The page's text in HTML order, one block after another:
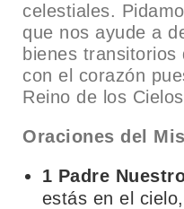
celestiales.
que nos ayude a
bienes
con el corazón
Reino de los
Oraciones del
1 Padre
estás en el